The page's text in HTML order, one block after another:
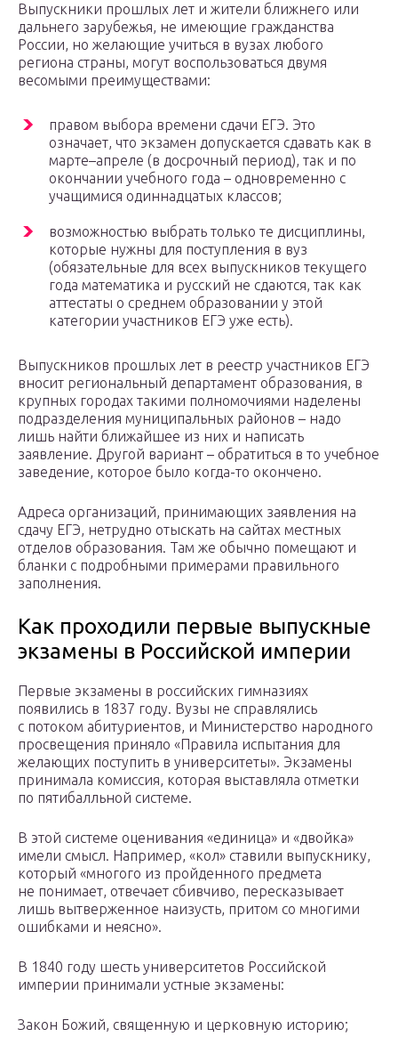
Выпускники прошлых лет и жители ближнего или
дальнего зарубежья, не имеющие гражданства
России, но желающие учиться в вузах любого
региона страны, могут воспользоваться двумя
весомыми преимуществами:
правом выбора времени сдачи ЕГЭ. Это
означает, что экзамен допускается сдавать как в
марте–апреле (в досрочный период), так и по
окончании учебного года – одновременно с
учащимися одиннадцатых классов;
возможностью выбрать только те дисциплины,
которые нужны для поступления в вуз
(обязательные для всех выпускников текущего
года математика и русский не сдаются, так как
аттестаты о среднем образовании у этой
категории участников ЕГЭ уже есть).
Выпускников прошлых лет в реестр участников ЕГЭ
вносит региональный департамент образования, в
крупных городах такими полномочиями наделены
подразделения муниципальных районов – надо
лишь найти ближайшее из них и написать
заявление. Другой вариант – обратиться в то учебное
заведение, которое было когда-то окончено.
Адреса организаций, принимающих заявления на
сдачу ЕГЭ, нетрудно отыскать на сайтах местных
отделов образования. Там же обычно помещают и
бланки с подробными примерами правильного
заполнения.
Как проходили первые выпускные
экзамены в Российской империи
Первые экзамены в российских гимназиях
появились в 1837 году. Вузы не справлялись
с потоком абитуриентов, и Министерство народного
просвещения приняло «Правила испытания для
желающих поступить в университеты». Экзамены
принимала комиссия, которая выставляла отметки
по пятибалльной системе.
В этой системе оценивания «единица» и «двойка»
имели смысл. Например, «кол» ставили выпускнику,
который «многого из пройденного предмета
не понимает, отвечает сбивчиво, пересказывает
лишь вытверженное наизусть, притом со многими
ошибками и неясно».
В 1840 году шесть университетов Российской
империи принимали устные экзамены:
Закон Божий, священную и церковную историю;